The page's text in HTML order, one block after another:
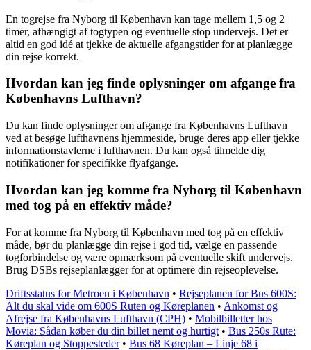
En togrejse fra Nyborg til København kan tage mellem 1,5 og 2
timer, afhængigt af togtypen og eventuelle stop undervejs. Det er
altid en god idé at tjekke de aktuelle afgangstider for at planlægge
din rejse korrekt.
Hvordan kan jeg finde oplysninger om afgange fra
Københavns Lufthavn?
Du kan finde oplysninger om afgange fra Københavns Lufthavn
ved at besøge lufthavnens hjemmeside, bruge deres app eller tjekke
informationstavlerne i lufthavnen. Du kan også tilmelde dig
notifikationer for specifikke flyafgange.
Hvordan kan jeg komme fra Nyborg til København
med tog på en effektiv måde?
For at komme fra Nyborg til København med tog på en effektiv
måde, bør du planlægge din rejse i god tid, vælge en passende
togforbindelse og være opmærksom på eventuelle skift undervejs.
Brug DSBs rejseplanlægger for at optimere din rejseoplevelse.
Driftsstatus for Metroen i København • Rejseplanen for Bus 600S:
Alt du skal vide om 600S Ruten og Køreplanen • Ankomst og
Afrejse fra Københavns Lufthavn (CPH) • Mobilbilletter hos
Movia: Sådan køber du din billet nemt og hurtigt • Bus 250s Rute:
Køreplan og Stoppesteder• Bus 68 Køreplan – Linje 68 i